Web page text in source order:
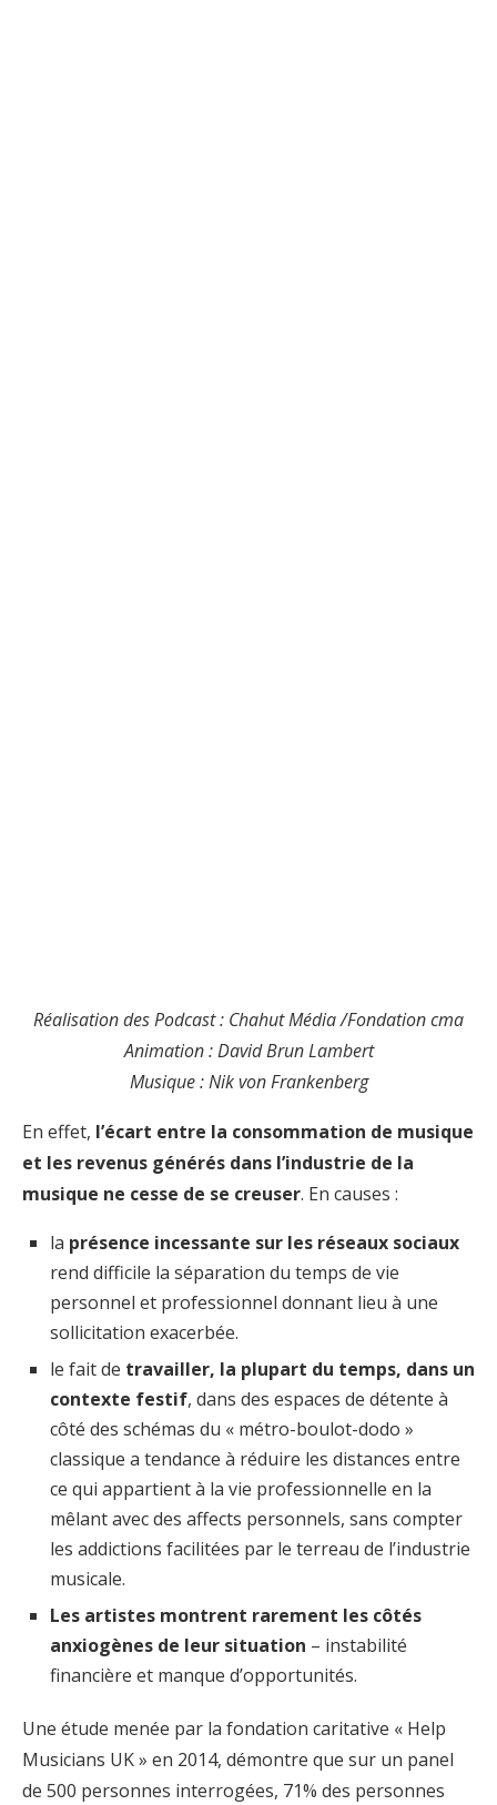
Réalisation des Podcast : Chahut Média /Fondation cma
Animation : David Brun Lambert
Musique : Nik von Frankenberg
En effet, l’écart entre la consommation de musique
et les revenus générés dans l’industrie de la
musique ne cesse de se creuser. En causes :
la présence incessante sur les réseaux sociaux
rend difficile la séparation du temps de vie
personnel et professionnel donnant lieu à une
sollicitation exacerbée.
le fait de travailler, la plupart du temps, dans un
contexte festif, dans des espaces de détente à
côté des schémas du « métro-boulot-dodo »
classique a tendance à réduire les distances entre
ce qui appartient à la vie professionnelle en la
mêlant avec des affects personnels, sans compter
les addictions facilitées par le terreau de l’industrie
musicale.
Les artistes montrent rarement les côtés
anxiogènes de leur situation – instabilité
financière et manque d’opportunités.
Une étude menée par la fondation caritative « Help
Musicians UK » en 2014, démontre que sur un panel
de 500 personnes interrogées, 71% des personnes